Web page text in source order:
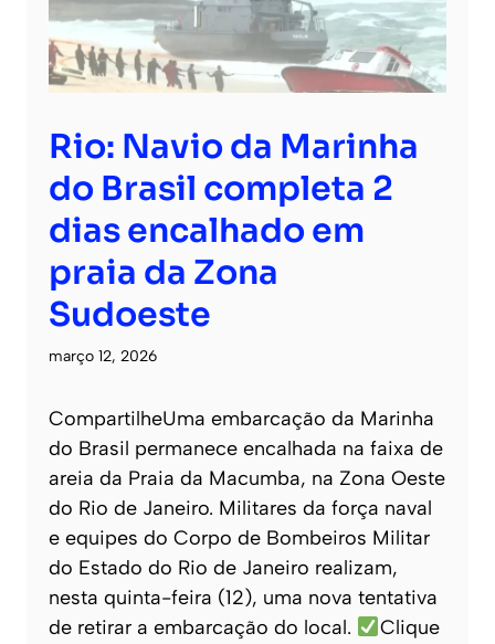
Rio: Navio da Marinha
do Brasil completa 2
dias encalhado em
praia da Zona
Sudoeste
março 12, 2026
CompartilheUma embarcação da Marinha
do Brasil permanece encalhada na faixa de
areia da Praia da Macumba, na Zona Oeste
do Rio de Janeiro. Militares da força naval
e equipes do Corpo de Bombeiros Militar
do Estado do Rio de Janeiro realizam,
nesta quinta-feira (12), uma nova tentativa
de retirar a embarcação do local.
Clique